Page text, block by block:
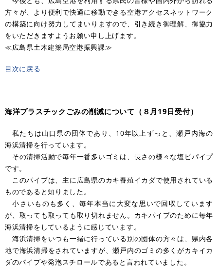
方々が、より便利で快適に移動できる空港アクセスネットワーク
の構築に向け努力してまいりますので、引き続き御理解、御協力
をいただきますようお願い申し上げます。
≪広島県土木建築局空港振興課≫
目次に戻る
海洋プラスチックごみの削減について（８月19日受付）
私たちは山口県の団体であり、10年以上ずっと、瀬戸内海の
海浜清掃を行っています。
その清掃活動で毎年一番多いゴミは、長さの様々な塩ビパイプ
です。
このパイプは、主に広島県のカキ養殖イカダで使用されている
ものであると知りました。
小さいものも多く、毎年本当に大変な思いで回収しています
が、取っても取っても取り切れません。カキパイプのために毎年
海浜清掃をしているように感じています。
海浜清掃をいつも一緒に行っている別の団体の方々は、県内各
地で海浜清掃をされていますが、瀬戸内のゴミの多くがカキイカ
ダのパイプや発泡スチロールであると言われていました。